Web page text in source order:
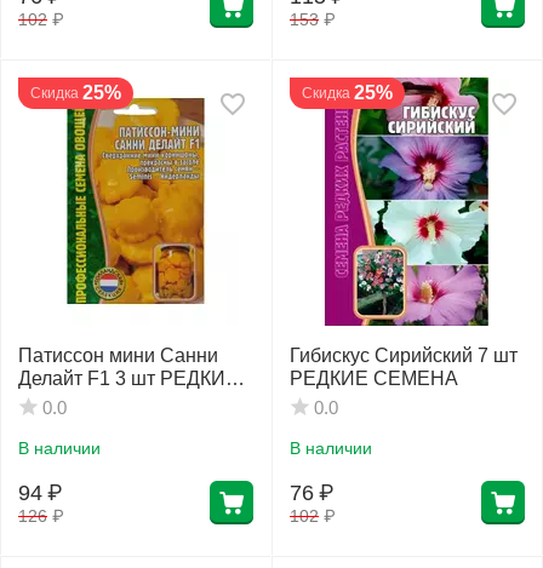
102 ₽ 153 ₽
Скидка 25%
Патиссон мини Санни
Делайт F1 3 шт РЕДКИЕ
СЕМЕНА
0.0
В наличии
126 ₽
94 ₽
Скидка 25%
Гибискус Сирийский 7 шт
РЕДКИЕ СЕМЕНА
0.0
В наличии
102 ₽
76 ₽